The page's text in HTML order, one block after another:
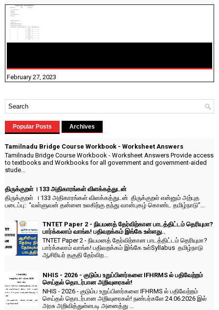
February 27, 2023
Popular Posts Archives
Tamilnadu Bridge Course Workbook - Worksheet Answers
Tamilnadu Bridge Course Workbook - Worksheet Answers Provide access
to textbooks and Workbooks for all government and government-aided
stude...
திருக்குறள் । 133 அதிகாரங்கள் விளக்கத்துடன்
திருக்குறள் । 133 அதிகாரங்கள் விளக்கத்துடன் திருக்குறள் என்னும் அற்புத
படைப்பு: “வள்ளுவன் தன்னை உலகிற்கு தந்து வான்புகழ் கொண்ட தமிழ்நாடு”...
TNTET Paper 2 - நியமனத் தேர்விற்கான பாடத்திட்டம் தெரியுமா?
பார்க்கலாம் வாங்க! பதிவறக்கம் இங்கே உள்ளது..
TNTET Paper 2 - நியமனத் தேர்விற்கான பாடத்திட்டம் தெரியுமா?
பார்க்கலாம் வாங்க! பதிவறக்கம் இங்கே உள்Syllabus தமிழ்நாடு
ஆசிரியர் தகுதி தேர்விற...
NHIS - 2026 - குடும்ப உறுப்பினர்களை IFHRMS ல் பதிவேற்றம்
செய்தல் தொடர்பான அறிவுரைகள்!
NHIS - 2026 - குடும்ப உறுப்பினர்களை IFHRMS ல் பதிவேற்றம்
செய்தல் தொடர்பான அறிவுரைகள்! நண்பர்களே 24.06.2026 இல்
அரசு அறிவித்துள்ளபடி அனைத்து ...